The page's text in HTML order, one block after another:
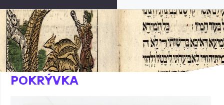
ZÁLOŽKA - SYNAGOGÁLNÍ
POKRÝVKA